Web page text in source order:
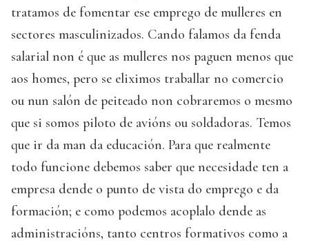
tratamos de fomentar ese emprego de mulleres en
sectores masculinizados. Cando falamos da fenda
salarial non é que as mulleres nos paguen menos que
aos homes, pero se eliximos traballar no comercio
ou nun salón de peiteado non cobraremos o mesmo
que si somos piloto de avións ou soldadoras. Temos
que ir da man da educación. Para que realmente
todo funcione debemos saber que necesidade ten a
empresa dende o punto de vista do emprego e da
formación; e como podemos acoplalo dende as
administracións, tanto centros formativos como a